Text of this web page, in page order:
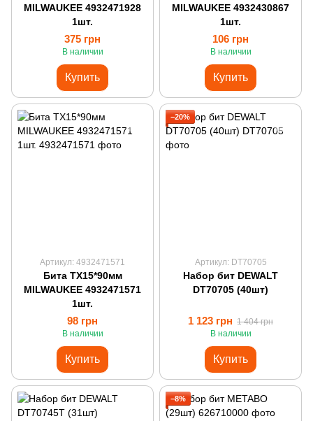
MILWAUKEE 4932471928
1шт.
375 грн
В наличии
Купить
MILWAUKEE 4932430867
1шт.
106 грн
В наличии
Купить
Артикул: 4932471571
Бита TX15*90мм
MILWAUKEE 4932471571
1шт.
98 грн
В наличии
Купить
−20%
Артикул: DT70705
Набор бит DEWALT
DT70705 (40шт)
1 123 грн 1 404 грн
В наличии
Купить
−8%